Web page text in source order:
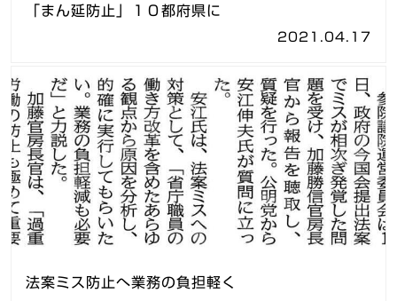
「まん延防止」１０都府県に
2021.04.17
法案ミス防止へ業務の負担軽く